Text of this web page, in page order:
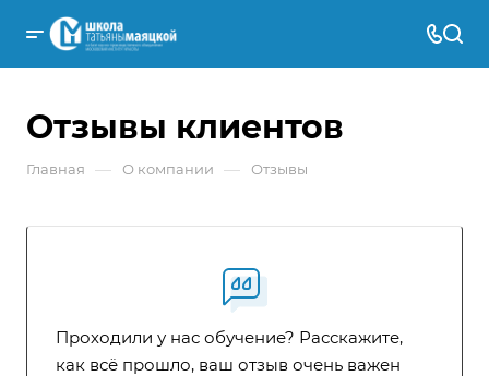
Отзывы клиентов
Главная — О компании — Отзывы
Проходили у нас обучение? Расскажите,
как всё прошло, ваш отзыв очень важен